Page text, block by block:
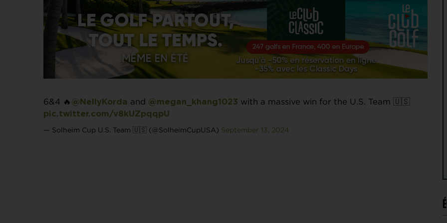
6&4 🔥 @NellyKorda and @megan_khang1023 with a massive win for the U.S. Team 🇺🇸
pic.twitter.com/v8kUZpqqpU
— Solheim Cup U.S. Team 🇺🇸 (@SolheimCupUSA) September 13, 2024